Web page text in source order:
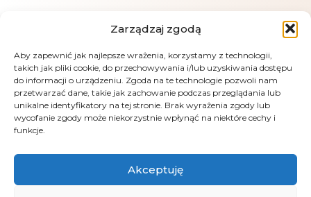
Zarządzaj zgodą
Aby zapewnić jak najlepsze wrażenia, korzystamy z technologii,
takich jak pliki cookie, do przechowywania i/lub uzyskiwania dostępu
do informacji o urządzeniu. Zgoda na te technologie pozwoli nam
przetwarzać dane, takie jak zachowanie podczas przeglądania lub
unikalne identyfikatory na tej stronie. Brak wyrażenia zgody lub
wycofanie zgody może niekorzystnie wpłynąć na niektóre cechy i
funkcje.
Akceptuję
Chętnie pomagamy klientom w doborze kaw
i akcesoriów.
Realizujemy zamówienia online, mailowe
i telefoniczne.
LensGaze – fotografia artystyczna Andrus Markus